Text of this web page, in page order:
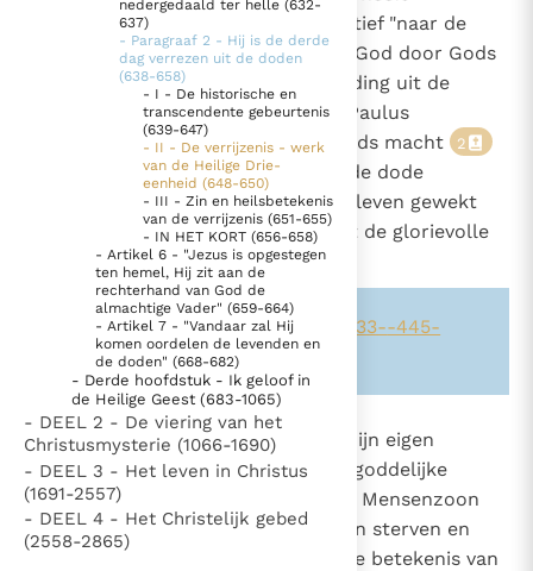
De mystiek. De mystieke verschijnselen en de
Het Vaticaan publiceert een nieuwe Latijnse uitgave
van het Romeins martyrologium
Vaticaanse financiële waakhond verliest autonomie
Paus spreekt het Wereldvoedselprogramma toe
Paus Leo XIV in Pavia: "De stad is zowel een gave als
een taak"
Paus in Pavia: St. Augustinus toont ons de noodzaak om
"naar het innerlijk" toe te keren.
RK Documenten stelt heel veel belangrijke
kerkelijke documenten van de Rooms
Katholieke Kerk in het Nederlands beschikbaar
en is volledig afhankelijk van donaties.
Ik help mee!
nedergedaald ter helle (632-
637)
- Paragraaf 2 - Hij is de derde
dag verrezen uit de doden
(638-658)
- I - De historische en
transcendente gebeurtenis
(639-647)
- II - De verrijzenis - werk
van de Heilige Drie-
eenheid (648-650)
- III - Zin en heilsbetekenis
van de verrijzenis (651-655)
- IN HET KORT (656-658)
- Artikel 6 - "Jezus is opgestegen
ten hemel, Hij zit aan de
rechterhand van God de
almachtige Vader" (659-664)
- Artikel 7 - "Vandaar zal Hij
komen oordelen de levenden en
de doden" (668-682)
- Derde hoofdstuk - Ik geloof in
de Heilige Geest (683-1065)
- DEEL 2 - De viering van het
Christusmysterie (1066-1690)
- DEEL 3 - Het leven in Christus
(1691-2557)
- DEEL 4 - Het Christelijk gebed
(2558-2865)
binnengeleid. Jezus wordt definitief "naar de
Geest aangewezen als Zoon van God door Gods
machtige daad, door zijn opstanding uit de
(Rom. 1, 3-4). De heilige Paulus
benadrukt de openbaring van Gods macht 2
door het werk van de Geest die de dode
menselijke natuur van Jezus tot leven gewekt
heeft en deze geroepen heeft tot de glorievolle
staat van Heer.
Zie ook alinea's:-258--989- -633--445-
-272-
649
Wat de Zoon betreft, Hij brengt zijn eigen
verrijzenis tot stand dankzij zijn goddelijke
macht. Jezus kondigt aan dat de Mensenzoon
veel zal moeten lijden, zal moeten sterven en
vervolgens verrijzen (in de actieve betekenis van